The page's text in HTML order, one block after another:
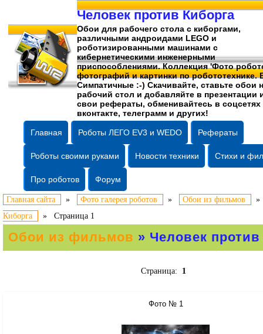
Человек против Киборга
Обои для рабочего стола c киборгами,
различными андроидами LEGO и
роботизированными машинами c
кибернетическими инженерными
приспособлениями. Коллекция 'Фото
фотографийи картинки по робототехнике.
Симпатичные :-) Скачивайте, ставьте обои
рабочий стол и добавляйте в презентации
свои рефераты, обменивайтесь в соцсетях
вконтакте, телеграмм и других!
Главная Роботы ЛЕГО EV3 и WEDO Рефераты
Роботы своими руками Новости техники Стихи и
Про роботов Форум
Главная сайта » Фото галерея роботов » Обои из фильмов
Киборга
» Страница 1
Обои из фильмов » Человек
Страница: 1
Фото № 1